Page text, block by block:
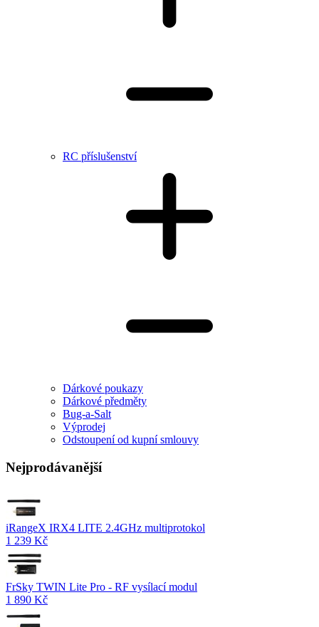
RC příslušenství
Dárkové poukazy
Dárkové předměty
Bug-a-Salt
Výprodej
Odstoupení od kupní smlouvy
Nejprodávanější
iRangeX IRX4 LITE 2.4GHz multiprotokol
1 239 Kč
FrSky TWIN Lite Pro - RF vysílací modul
1 890 Kč